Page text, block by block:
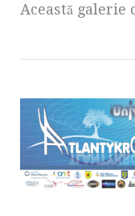
Această galerie